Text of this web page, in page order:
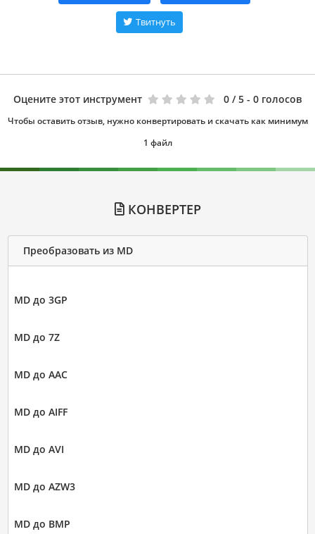
Твитнуть
Оцените этот инструмент 0 / 5 - 0 голосов
Чтобы оставить отзыв, нужно конвертировать и скачать как минимум
1 файл
КОНВЕРТЕР
Преобразовать из MD
MD до 3GP
MD до 7Z
MD до AAC
MD до AIFF
MD до AVI
MD до AZW3
MD до BMP